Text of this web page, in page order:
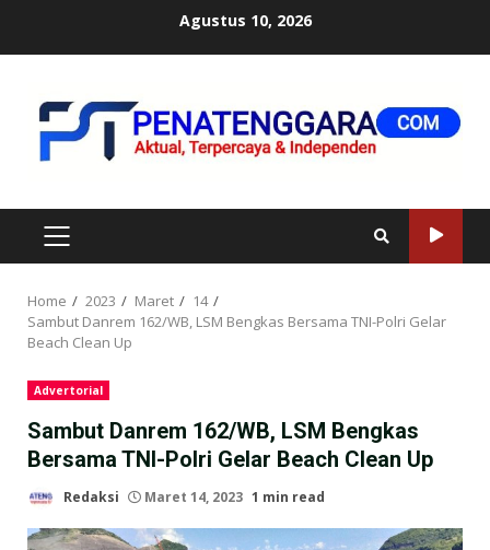
Agustus 10, 2026
PRIMARY
MENU
Home 2023 Maret
14
Sambut Danrem 162/WB, LSM Bengkas Bersama TNI-Polri Gelar
Beach Clean Up
Advertorial
Sambut Danrem 162/WB, LSM Bengkas
Bersama TNI-Polri Gelar Beach Clean Up
Redaksi Maret 14, 2023 1 min read